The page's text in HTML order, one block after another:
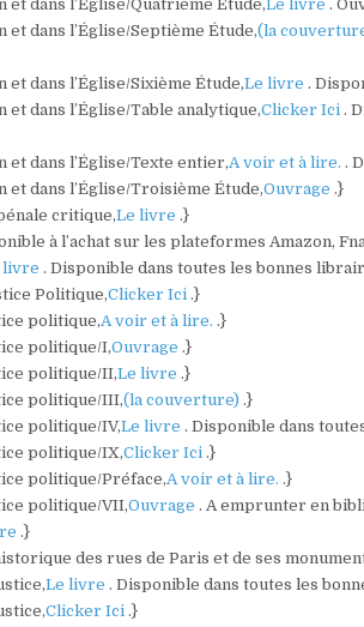
et dans l’Église/Quatrième Étude,Le livre.
et dans l’Église/Septième Étude,(la
et dans l’Église/Sixième Étude,Le livre.
et dans l’Église/Table analytique,Clicker Ici.
et dans l’Église/Texte entier,A voir et à lire..
et dans l’Église/Troisième Étude,Ouvrage.}
critique,Le livre.}
à l’achat sur les plateformes Amazon,
livre. Disponible dans toutes les bonnes
Politique,Clicker Ici.}
politique,A voir et à lire..}
politique/I,Ouvrage.}
politique/II,Le livre.}
politique/III,(la couverture).}
politique/IV,Le livre. Disponible dans
politique/IX,Clicker Ici.}
politique/Préface,A voir et à lire..}
politique/VII,Ouvrage. A emprunter en
.}
des rues de Paris et de ses
Le livre. Disponible dans toutes les
Clicker Ici.}